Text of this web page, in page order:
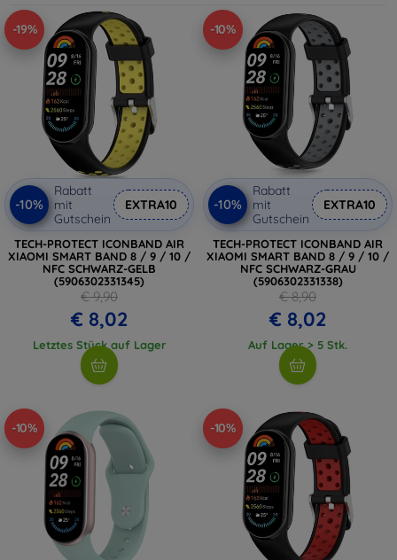
-19%
-10%
Rabatt
mit
Gutschein
EXTRA10
TECH-PROTECT ICONBAND AIR
XIAOMI SMART BAND 8 / 9 / 10 /
NFC SCHWARZ-GELB
(5906302331345)
€ 9,90
€ 8,02
Letztes Stück auf Lager
-10%
-10%
Rabatt
mit
Gutschein
EXTRA10
TECH-PROTECT ICONBAND AIR
XIAOMI SMART BAND 8 / 9 / 10 /
NFC SCHWARZ-GRAU
(5906302331338)
€ 8,90
€ 8,02
Auf Lager > 5 Stk.
-10% -10%